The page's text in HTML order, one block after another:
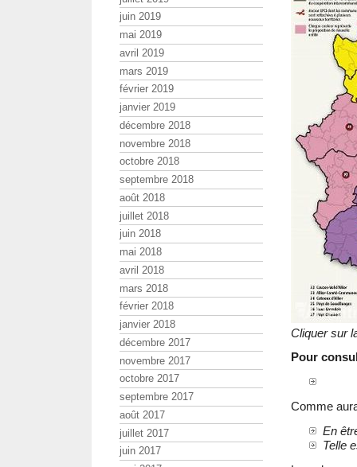
Cliquer sur
Pour
Comme
En
Telle
juin 2019
mai 2019
avril 2019
mars 2019
février 2019
janvier 2019
décembre 2018
novembre 2018
octobre 2018
septembre 2018
août 2018
juillet 2018
juin 2018
mai 2018
avril 2018
mars 2018
février 2018
janvier 2018
décembre 2017
novembre 2017
octobre 2017
septembre 2017
août 2017
juillet 2017
juin 2017